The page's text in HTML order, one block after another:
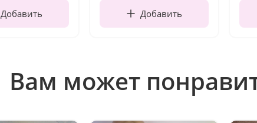
Добавить Добавить
Вам может